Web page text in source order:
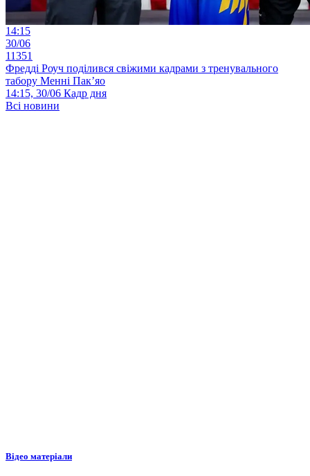
14:15
30/06
11351
Фредді Роуч поділився свіжими кадрами з тренувального
табору Менні Пак’яо
14:15, 30/06 Кадр дня
Всі новини
Відео матеріали